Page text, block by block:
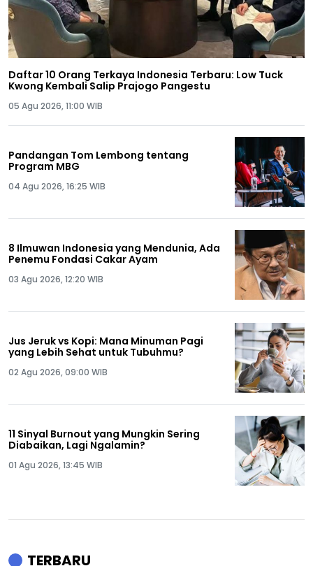
Daftar 10 Orang Terkaya Indonesia Terbaru: Low Tuck
Kwong Kembali Salip Prajogo Pangestu
05 Agu 2026, 11:00 WIB
Pandangan Tom Lembong tentang
Program MBG
04 Agu 2026, 16:25 WIB
8 Ilmuwan Indonesia yang Mendunia, Ada
Penemu Fondasi Cakar Ayam
03 Agu 2026, 12:20 WIB
Jus Jeruk vs Kopi: Mana Minuman Pagi
yang Lebih Sehat untuk Tubuhmu?
02 Agu 2026, 09:00 WIB
11 Sinyal Burnout yang Mungkin Sering
Diabaikan, Lagi Ngalamin?
01 Agu 2026, 13:45 WIB
TERBARU